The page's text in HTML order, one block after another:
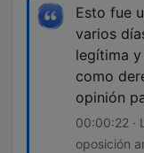
Esto fue
varios
legítima
como
opinión
00:00:22 ·
oposición